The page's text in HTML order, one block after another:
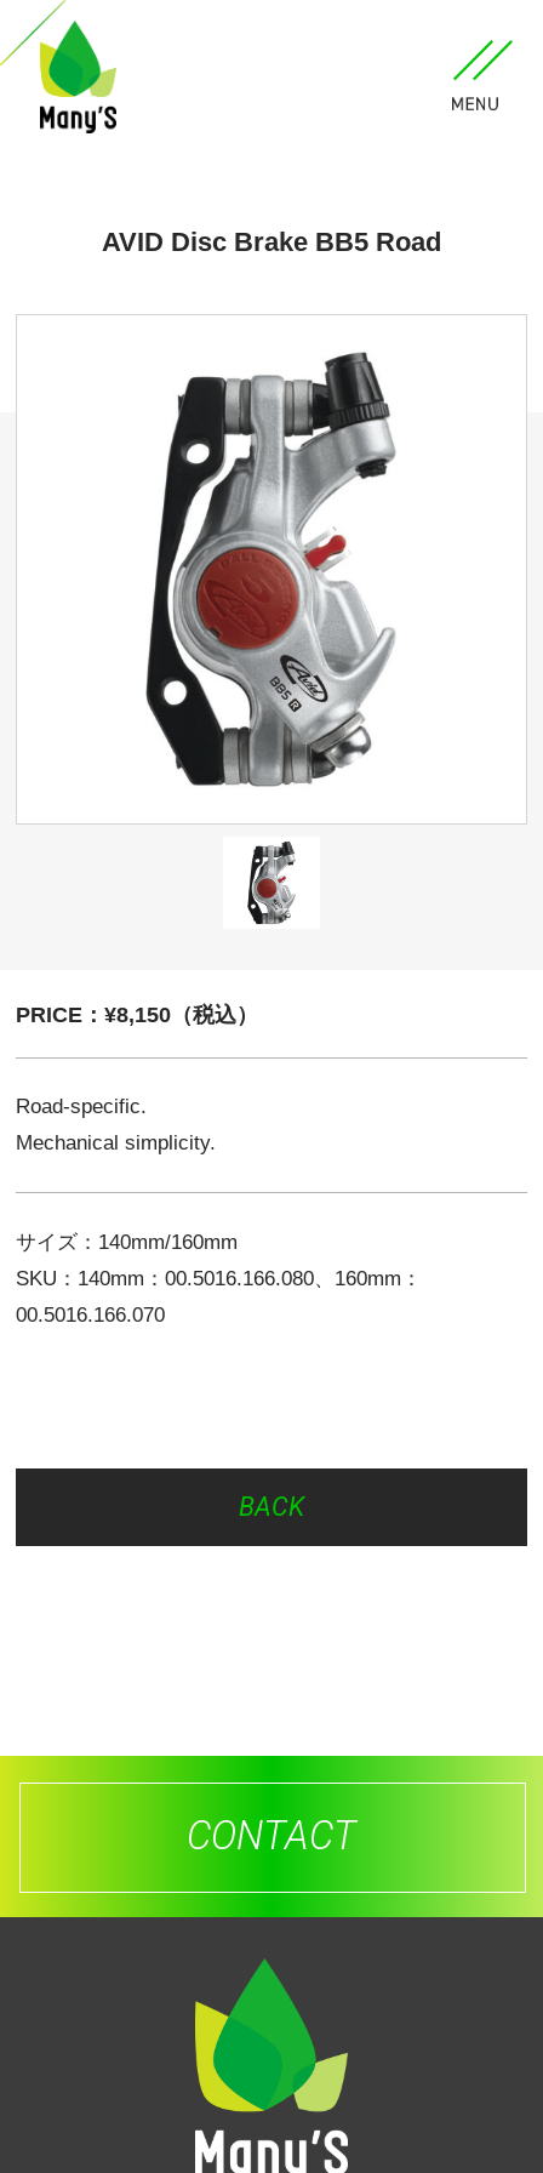
AVID Disc Brake BB5 Road
PRICE：¥8,150（税込）
Road-specific.
Mechanical simplicity.
サイズ：140mm/160mm
SKU：140mm：00.5016.166.080、160mm：
00.5016.166.070
BACK
CONTACT